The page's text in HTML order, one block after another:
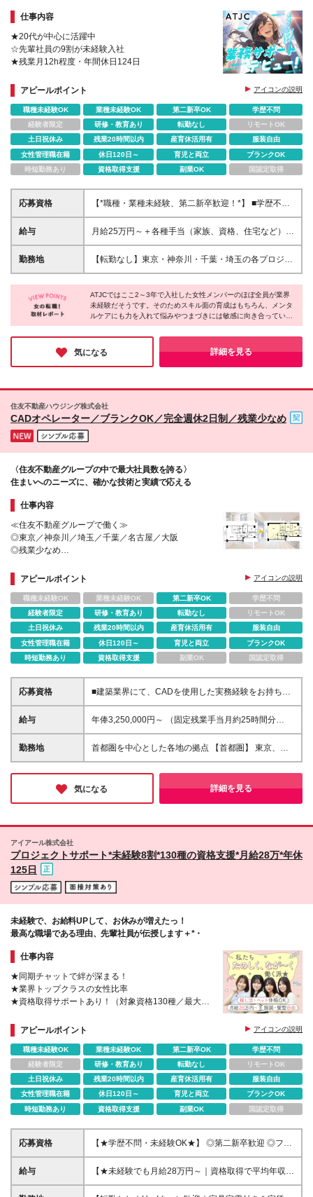
仕事内容
★20代が中心に活躍中
☆先輩社員の9割が未経験入社
★残業月12h程度・年間休日124日
アピールポイント アイコンの説明
職種未経験OK 業種未経験OK 第二新卒OK
学歴不問
経験者限定
研修・教育あり 転勤なし
リモートOK
土日祝休み
残業20時間以内 産育休活用有
服装自由
女性管理職在籍
休日120日～ 育児と両立
ブランクOK
時短勤務あり
資格取得支援 副業OK 国認定取得
応募資格
【*職種・業種未経験、第二新卒歓迎！*】 ■学歴不問
☆意欲重視の採用です！社会人デビューの方も、PC
スキルゼロの方も興味さえあれば大歓迎です！ ☆資
給与
月給25万円～＋各種手当（家族、資格、住宅など）
★ご経験をお持ちの方は前職給与保証！ ※試用期間は
6ヶ月 ※上記には固定残業代（33,784円～／20時間
方の経験フェーズは不問です。 ＜各種手当＞ 住宅手
当／家族手当／資格手当／特別手当など 昇給：年2回
賞与：年1回（業績連動） ※会社業績および個人評価
勤務地
【転勤なし】東京・神奈川・千葉・埼玉の各プロジェ
クト先での勤務【直行直帰OK】 ※工事現場もしくは
事業所に直行直帰となります。 【東京オフィス】★
市ヶ谷駅から徒歩1分 東京都千代田区九段北4-1-9 市
ヶ谷MSビル7階 ※研修は本社近くのグループ会社での
実施となります。
ATJCではここ2～3年で入社した女性メンバーのほぼ全員が業界
未経験だそうです。そのためスキル面の育成はもちろん、メンタ
ルケアにも力を入れて悩みやつまづきには敏感に向き合っている
のだとか。また女性営業職や育休中の女性エンジニアも在籍中
で、働き方も柔軟に対応しているそうです。初心者から将来を見
据えた新しいキャリアをスタートしたいなら、万全のサポート体
制が整った同社にチャレンジしてみてはいかがでしょうか。
気になる 詳細を見る
住友不動産ハウジング株式会社
CADオペレーター／ブランクOK／完全週休2日制／残業少なめ
〈住友不動産グループの中で最大社員数を誇る〉
住まいへのニーズに、確かな技術と実績で応える
仕事内容
≪住友不動産グループで働く≫
◎東京／神奈川／埼玉／千葉／名古屋／大阪
◎残業少なめ
アピールポイント
アイコンの説明
職種未経験OK 業種未経験OK 第二新卒OK
学歴不問
経験者限定
研修・教育あり 転勤なし
リモートOK
土日祝休み
残業20時間以内 産育休活用有
服装自由
女性管理職在籍
休日120日～ 育児と両立
ブランクOK
時短勤務あり
資格取得支援 副業OK 国認定取得
応募資格
■建築業界にて、CADを使用した実務経験をお持ちの
方歓迎 ┗DigiDもしくはARCHITREND、AutoCAD、
AD-1、DTS、スーパーソフト等の3DCADの経験ある
部門の場合：満期無し ・リフォーム部門の場合：5年
満期 ＝＝＝＝
給与
年俸3,250,000円～ （固定残業手当⽉約25時間分
44,000円/⽉を含む） ※固定残業手当は残業がない場
合も支給し、超過分は別途支給 ※別途報奨⾦：〜30
月あり（期間中の待遇に差異はありません）
勤務地
首都圏を中心とした各地の拠点 【首都圏】 東京、千
葉、埼玉、神奈川 【その他】 愛知、大阪 ┗住居・交
通費会社負担 ※配属先は希望を考慮のうえ決定します
※入社後の3ヶ月の研修期間は新宿で実施します
気になる 詳細を見る
アイアール株式会社
プロジェクトサポート*未経験8割*130種の資格支援*月給28万*年休
125日
未経験で、お給料UPして、お休みが増えたっ！
最高な職場である理由、先輩社員が伝授します＋*・
仕事内容
★同期チャットで絆が深まる！
★業界トップクラスの女性比率
★資格取得サポートあり！（対象資格130種／最大月
★98％が1年以内に年収UP！年収120万UPした人
も！
アピールポイント アイコンの説明
職種未経験OK 業種未経験OK 第二新卒OK
学歴不問
経験者限定
研修・教育あり 転勤なし
リモートOK
土日祝休み
残業20時間以内 産育休活用有
服装自由
女性管理職在籍
休日120日～ 育児と両立
ブランクOK
時短勤務あり
資格取得支援 副業OK 国認定取得
応募資格
【★学歴不問・未経験OK★】 ◎第二新卒歓迎 ◎フリ
ーター・社会人未経験OK ＼「アイアールで人生ワン
チャンつかんでほしい！」／ 社長のそんな想いか
ています♪ 明るくコミュニケーションが取れる方な
給与
【★未経験でも月給28万円～｜資格取得で平均年収
636万円★】 月給28万円～80万円+賞与年2回＋各種